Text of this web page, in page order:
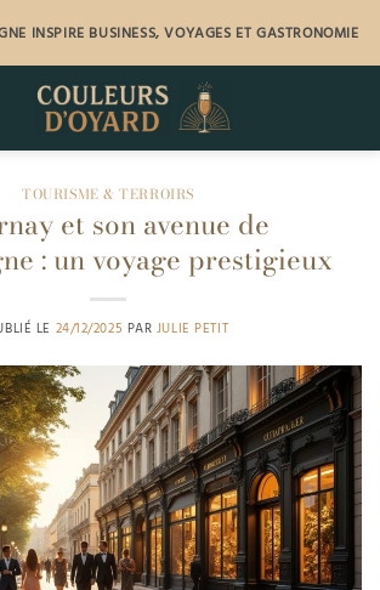
INSPIRE BUSINESS, VOYAGES ET GASTRONOMIE
TOURISME & TERROIRS
et son avenue de
: un voyage prestigieux
LE 24/12/2025 PAR JULIE PETIT